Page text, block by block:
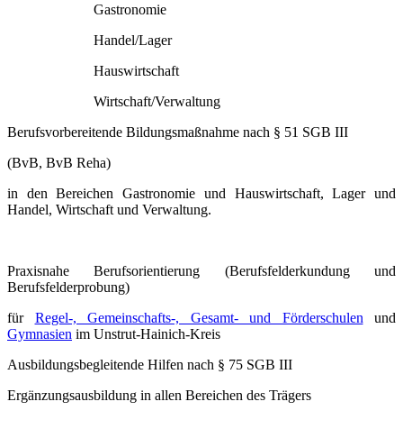
Gastronomie
Handel/Lager
Hauswirtschaft
Wirtschaft/Verwaltung
Berufsvorbereitende Bildungsmaßnahme nach § 51 SGB III
(BvB, BvB Reha)
in den Bereichen Gastronomie und Hauswirtschaft, Lager und
Handel, Wirtschaft und Verwaltung.
Praxisnahe Berufsorientierung (Berufsfelderkundung und
Berufsfelderprobung)
für Regel-, Gemeinschafts-, Gesamt- und Förderschulen und
Gymnasien im Unstrut-Hainich-Kreis
Ausbildungsbegleitende Hilfen nach § 75 SGB III
Ergänzungsausbildung in allen Bereichen des Trägers